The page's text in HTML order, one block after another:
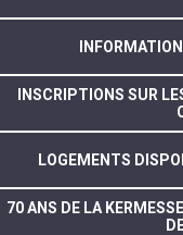
INSCRIPTIONS SUR
LOGEMENTS
70 ANS DE LA